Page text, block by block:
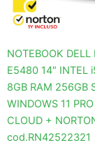
NOTEBOOK DELL
E5480 14″ INTEL
8GB RAM 256GB
WINDOWS 11
CLOUD +
cod.RN42522321